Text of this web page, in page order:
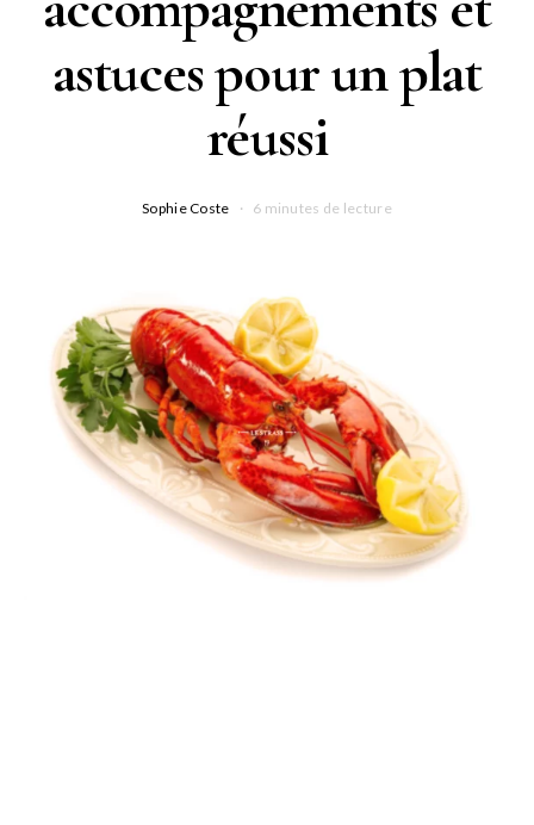
astuces pour un plat
réussi
Sophie Coste 6 minutes de lecture